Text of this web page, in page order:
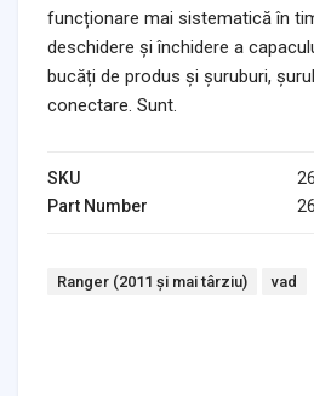
funcționare mai sistematică în
deschidere și închidere a
bucăți de produs și șuruburi,
conectare. Sunt.
SKU
Part Number
Tags:
Ranger (2011 și mai târziu) vad